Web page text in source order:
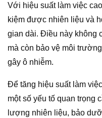
Với hiệu suất làm việc
kiệm được nhiên liệu và
gian dài. Điều này không
mà còn bảo vệ môi
gây ô nhiễm.
Để tăng hiệu suất làm
một số yếu tố quan trọng
lượng nhiên liệu, bảo